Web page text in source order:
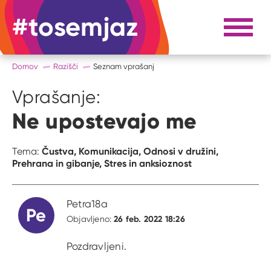
#tosemjaz #to sem jaz Razpri
Domov Razišči Seznam vprašanj
Vprašanje:
Ne upostevajo me
Tema: Čustva, Komunikacija, Odnosi v družini,
Prehrana in gibanje, Stres in anksioznost
Pe
Petra18a
Objavljeno:26 feb. 2022 18:26
Pozdravljeni.